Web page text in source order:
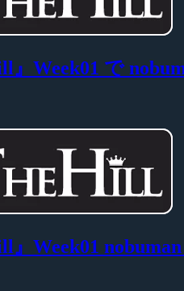
』Week01 で
』Week01